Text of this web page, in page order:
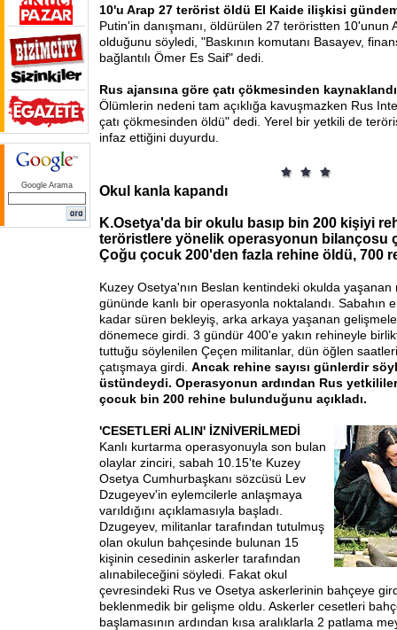
Google Arama
10'u Arap 27 terörist öldü El Kaide ilişkisi
Putin'in danışmanı, öldürülen 27 teröristten 10'unun
olduğunu söyledi, "Baskının komutanı Basayev,
bağlantılı Ömer Es Saif" dedi.
Rus ajansına göre çatı çökmesinden kaynaklandı
Ölümlerin nedeni tam açıklığa kavuşmazken Rus
çatı çökmesinden öldü" dedi. Yerel bir yetkili de
infaz ettiğini duyurdu.
Okul kanla kapandı
K.Osetya'da bir okulu basıp bin 200 kişiyi
teröristlere yönelik operasyonun bilançosu
Çoğu çocuk 200'den fazla rehine öldü, 700
Kuzey Osetya'nın Beslan kentindeki okulda
gününde kanlı bir operasyonla noktalandı. Sabahın
kadar süren bekleyiş, arka arkaya yaşanan
dönemece girdi. 3 gündür 400'e yakın rehineyle
tuttuğu söylenilen Çeçen militanlar, dün öğlen
çatışmaya girdi. Ancak rehine sayısı günlerdir
üstündeydi. Operasyonun ardından Rus
çocuk bin 200 rehine bulunduğunu açıkladı.
'CESETLERİ ALIN' İZNİVERİLMEDİ
Kanlı kurtarma operasyonuyla son bulan
olaylar zinciri, sabah 10.15'te Kuzey
Osetya Cumhurbaşkanı sözcüsü Lev
Dzugeyev'in eylemcilerle anlaşmaya
varıldığını açıklamasıyla başladı.
Dzugeyev, militanlar tarafından tutulmuş
olan okulun bahçesinde bulunan 15
kişinin cesedinin askerler tarafından
alınabileceğini söyledi. Fakat okul
çevresindeki Rus ve Osetya askerlerinin bahçeye
beklenmedik bir gelişme oldu. Askerler cesetleri
başlamasının ardından kısa aralıklarla 2 patlama